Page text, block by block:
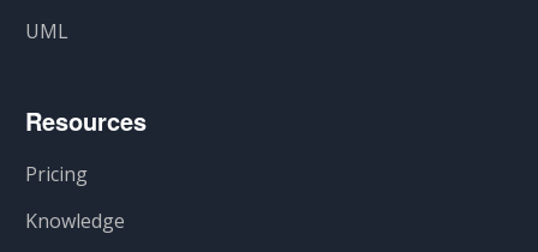
UML
Resources
Pricing
Knowledge